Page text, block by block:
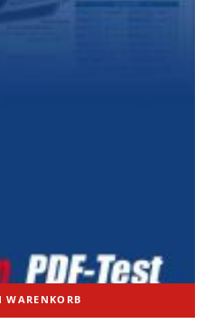
WARENKORB